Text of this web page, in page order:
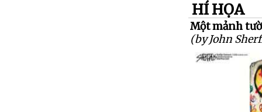
HÍ HỌA
Một mảnh
(by John